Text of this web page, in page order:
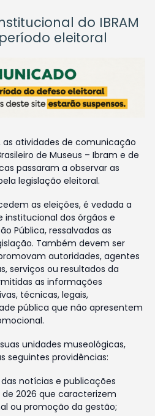
do IBRAM
eleitoral
as atividades de comunicação
de Museus – Ibram e de
passaram a observar as
legislação eleitoral.
as eleições, é vedada a
institucional dos órgãos e
Pública, ressalvadas as
Também devem ser
autoridades, agentes
serviços ou resultados da
as informações
técnicas, legais,
pública que não apresentem
unidades museológicas,
seguintes providências:
notícias e publicações
2026 que caracterizem
ou promoção da gestão;